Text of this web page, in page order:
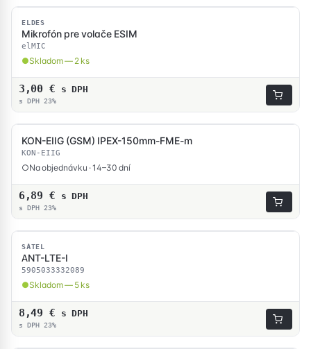
najvyššiu
SKLADOM
ELDES
Mikrofón pre volače ESIM
elMIC
Skladom — 2 ks
3,00 € s DPH
s DPH 23%
KON-EIIG (GSM) IPEX-150mm-FME-m
KON-EIIG
Na objednávku · 14–30 dní
6,89 € s DPH
s DPH 23%
SKLADOM
SATEL
ANT-LTE-I
5905033332089
Skladom — 5 ks
8,49 € s DPH
s DPH 23%